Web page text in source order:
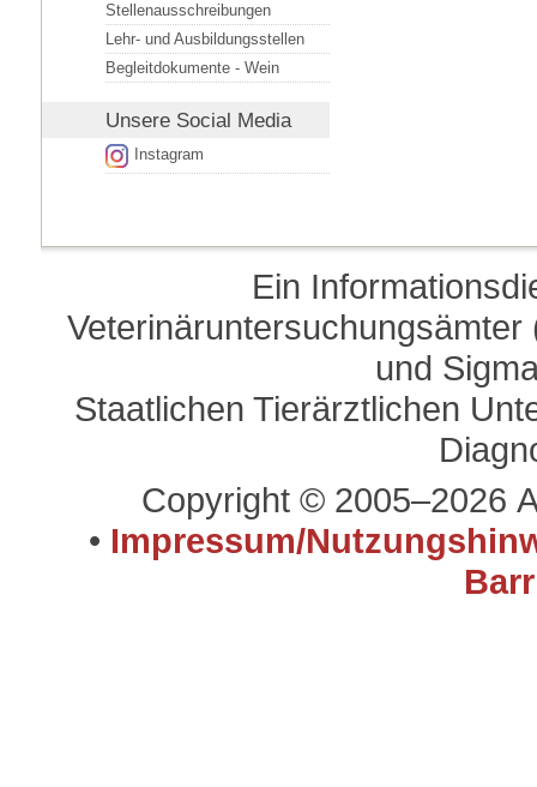
Stellenausschreibungen
Lehr- und Ausbildungsstellen
Begleitdokumente - Wein
Unsere Social Media
Instagram
Ein
und
Staatlichen Tierärztlichen
Copyright © 2005–2026
• Impressum/